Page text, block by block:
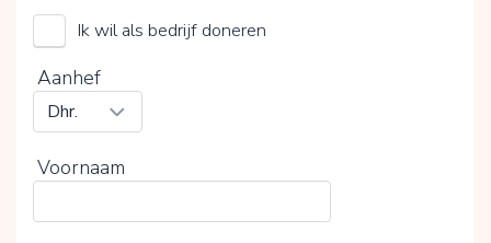
Kies je vrijwillige bijdrage
0%
Ik wil als bedrijf doneren
Aanhef
Voornaam